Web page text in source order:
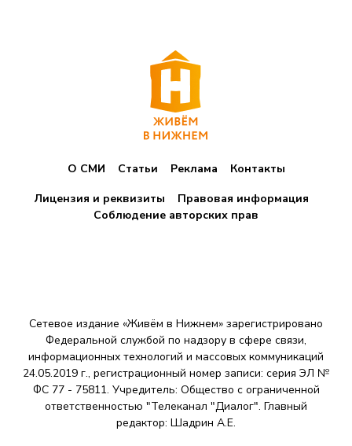
О СМИ Статьи Реклама
Контакты
Лицензия и реквизиты
Правовая информация
Соблюдение авторских прав
Сетевое издание «Живём в Нижнем» зарегистрировано
Федеральной службой по надзору в сфере связи,
информационных технологий и массовых коммуникаций
24.05.2019 г., регистрационный номер записи: серия ЭЛ №
ФС 77 - 75811. Учредитель: Общество с ограниченной
ответственностью "Телеканал "Диалог". Главный
редактор: Шадрин A.E.